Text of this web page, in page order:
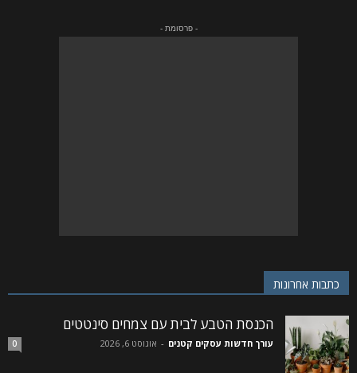
- פרסומת -
כתבות אחרונות
הכנסת הטבע לבית עם צמחים סינטטים
עורך חדשות עסקים קטנים - אוגוסט 6, 2026 0